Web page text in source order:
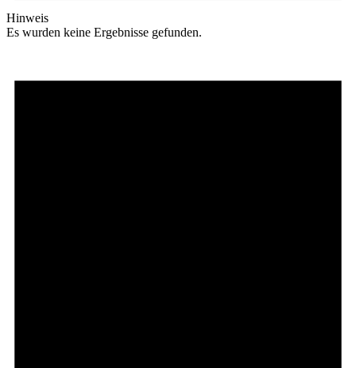
Hinweis
Es wurden keine Ergebnisse gefunden.